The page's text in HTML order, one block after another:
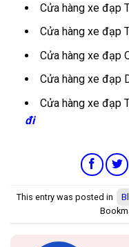
Cửa hàng xe đạp
Cửa hàng xe đạp
Cửa hàng xe đạp
Cửa hàng xe đạp
Cửa hàng xe đạp
đi
This entry was posted in